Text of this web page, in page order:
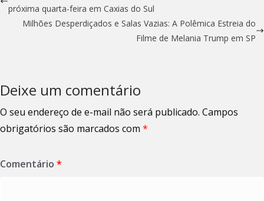
próxima quarta-feira em Caxias do Sul
Milhões Desperdiçados e Salas Vazias: A Polêmica Estreia do
Filme de Melania Trump em SP
Deixe um comentário
O seu endereço de e-mail não será publicado. Campos
obrigatórios são marcados com *
Comentário *